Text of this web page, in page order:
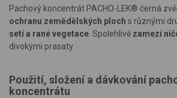
Pachový koncentrát PACHO-LEK® černá
ochranu zemědělských ploch s různými
setí a rané vegetace . Spolehlivě zamezí
divokými prasaty.
Použití, složení a dávkování
koncentrátu